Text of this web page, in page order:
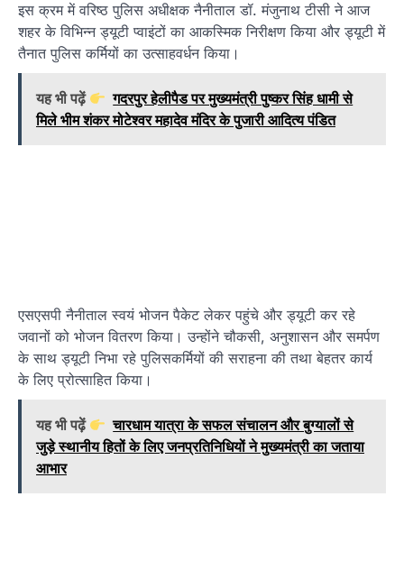
इस क्रम में वरिष्ठ पुलिस अधीक्षक नैनीताल डॉ. मंजुनाथ टीसी ने आज
शहर के विभिन्न ड्यूटी प्वाइंटों का आकस्मिक निरीक्षण किया और ड्यूटी में
तैनात पुलिस कर्मियों का उत्साहवर्धन किया।
यह भी पढ़ें
गदरपुर हेलीपैड पर मुख्यमंत्री पुष्कर सिंह धामी से
मिले भीम शंकर मोटेश्वर महादेव मंदिर के पुजारी आदित्य पंडित
एसएसपी नैनीताल स्वयं भोजन पैकेट लेकर पहुंचे और ड्यूटी कर रहे
जवानों को भोजन वितरण किया। उन्होंने चौकसी, अनुशासन और समर्पण
के साथ ड्यूटी निभा रहे पुलिसकर्मियों की सराहना की तथा बेहतर कार्य
के लिए प्रोत्साहित किया।
यह भी पढ़ें
चारधाम यात्रा के सफल संचालन और बुग्यालों से
जुड़े स्थानीय हितों के लिए जनप्रतिनिधियों ने मुख्यमंत्री का जताया
आभार